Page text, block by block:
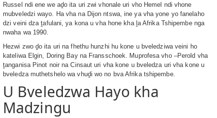
Russel ndi ene we aḓo ita uri zwi vhonale uri vho Hemel ndi vhone
mubveledzi wayo. Ha vha na Dijon ntswa, ine ya vha yone yo fanelaho
dzi veini dza ṱafulani, ya kona u vha hone kha ḽa Afrika Tshipembe nga
nwaha wa 1990.
Hezwi zwo ḓo ita uri na fhethu hunzhi hu kone u bveledziwa veini ho
kateliwa Elgin, Doring Bay na Fransschoek. Muprofesa vho –Perold vha
ṱanganisa Pinot noir na Cinsaut uri vha kone u bveledza uri vha kone u
bveledza muthetshelo wa vhuḓi wo no bva Afrika tshipembe.
U Bveledzwa Hayo kha
Madzingu